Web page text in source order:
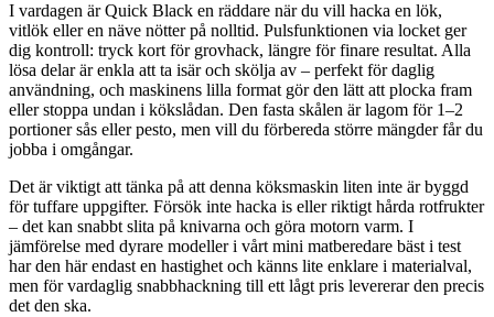
I vardagen är Quick Black en räddare när du vill hacka en lök,
vitlök eller en näve nötter på nolltid. Pulsfunktionen via locket ger
dig kontroll: tryck kort för grovhack, längre för finare resultat. Alla
lösa delar är enkla att ta isär och skölja av – perfekt för daglig
användning, och maskinens lilla format gör den lätt att plocka fram
eller stoppa undan i kökslådan. Den fasta skålen är lagom för 1–2
portioner sås eller pesto, men vill du förbereda större mängder får du
jobba i omgångar.
Det är viktigt att tänka på att denna köksmaskin liten inte är byggd
för tuffare uppgifter. Försök inte hacka is eller riktigt hårda rotfrukter
– det kan snabbt slita på knivarna och göra motorn varm. I
jämförelse med dyrare modeller i vårt mini matberedare bäst i test
har den här endast en hastighet och känns lite enklare i materialval,
men för vardaglig snabbhackning till ett lågt pris levererar den precis
det den ska.